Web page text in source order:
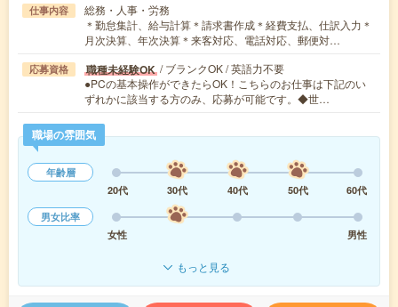
仕事内容
総務・人事・労務
＊勤怠集計、給与計算＊請求書作成＊経費支払、仕訳入力＊
月次決算、年次決算＊来客対応、電話対応、郵便対…
応募資格 職種未経験OK / ブランクOK / 英語力不要
●PCの基本操作ができたらOK！こちらのお仕事は下記のい
ずれかに該当する方のみ、応募が可能です。◆世…
職場の雰囲気
年齢層
20代
30代 40代 50代
60代
男女比率
女性
男性
もっと見る